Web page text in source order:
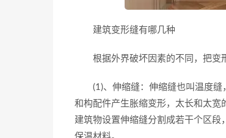
建筑变形缝有哪几种
根据外界破坏因素的不同，把变形
(1)、伸缩缝：伸缩缝也叫温度缝
和构配件产生胀缩变形，太长和太宽
建筑物设置伸缩缝分割成若干个区